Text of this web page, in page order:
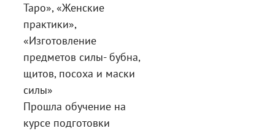
Таро», «Женские
практики»,
«Изготовление
предметов силы- бубна,
щитов, посоха и маски
силы»
Прошла обучение на
курсе подготовки